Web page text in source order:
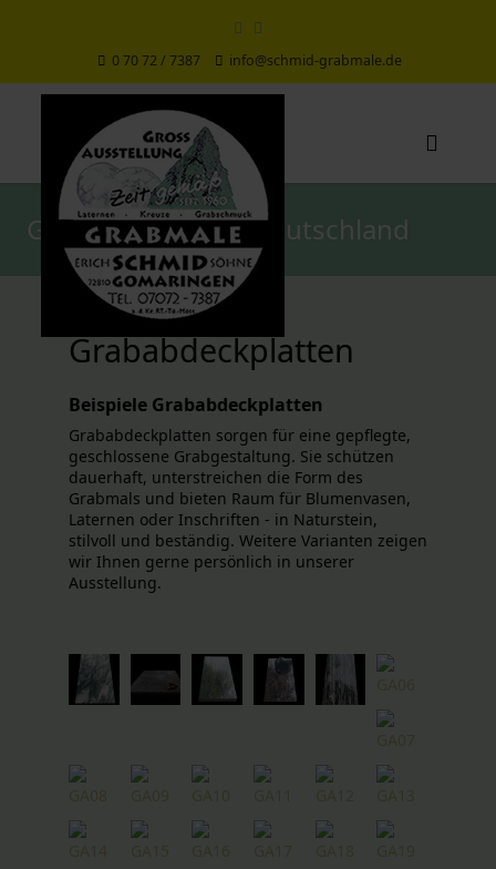
0 70 72 / 7387 info@schmid-grabmale.de
Grabmale aus Süddeutschland
Grababdeckplatten
Beispiele Grababdeckplatten
Grababdeckplatten sorgen für eine gepflegte,
geschlossene Grabgestaltung. Sie schützen
dauerhaft, unterstreichen die Form des
Grabmals und bieten Raum für Blumenvasen,
Laternen oder Inschriften - in Naturstein,
stilvoll und beständig. Weitere Varianten zeigen
wir Ihnen gerne persönlich in unserer
Ausstellung.